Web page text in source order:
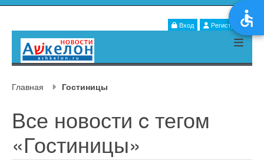
Вход Регистрация
Главная Гостиницы
Все новости c тегом
«Гостиницы»